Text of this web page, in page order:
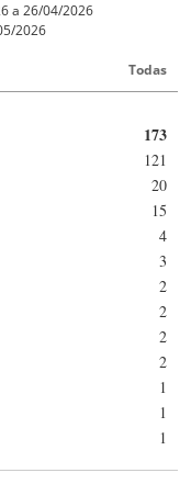
a 26/04/2026
2026
Todas
173
121
20
15
4
3
2
2
2
2
1
1
1